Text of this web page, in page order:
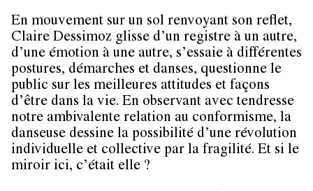
En mouvement sur un sol renvoyant son reflet,
Claire Dessimoz glisse d’un registre à un autre,
d’une émotion à une autre, s’essaie à différentes
postures, démarches et danses, questionne le
public sur les meilleures attitudes et façons
d’être dans la vie. En observant avec tendresse
notre ambivalente relation au conformisme, la
danseuse dessine la possibilité d’une révolution
individuelle et collective par la fragilité. Et si le
miroir ici, c’était elle ?